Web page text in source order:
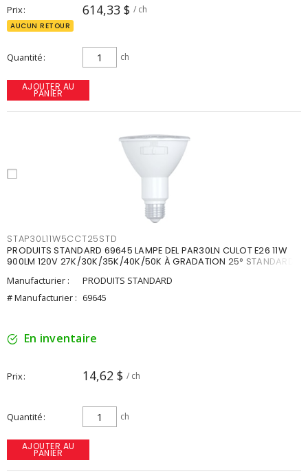
Prix 614,33 $ / ch
AUCUN RETOUR
Quantité ch
AJOUTER AU
PANIER
STAP30L11W5CCT25STD
PRODUITS STANDARD 69645 LAMPE DEL PAR30LN CULOT E26 11W
900LM 120V 27K/30K/35K/40K/50K À GRADATION 25° STANDARD
Manufacturier :
PRODUITS STANDARD
# Manufacturier : 69645
En inventaire
Prix 14,62 $ / ch
Quantité ch
AJOUTER AU
PANIER